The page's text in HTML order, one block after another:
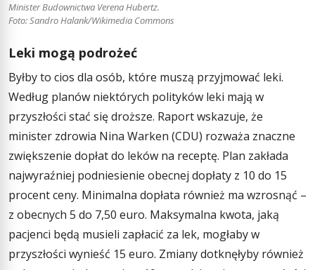
Minister Budownictwa Verena Hubertz.
Foto: Sandro Halank/Wikimedia Commons
Leki mogą podrożeć
Byłby to cios dla osób, które muszą przyjmować leki.
Według planów niektórych polityków leki mają w
przyszłości stać się droższe. Raport wskazuje, że
minister zdrowia Nina Warken (CDU) rozważa znaczne
zwiększenie dopłat do leków na receptę. Plan zakłada
najwyraźniej podniesienie obecnej dopłaty z 10 do 15
procent ceny. Minimalna dopłata również ma wzrosnąć –
z obecnych 5 do 7,50 euro. Maksymalna kwota, jaką
pacjenci będą musieli zapłacić za lek, mogłaby w
przyszłości wynieść 15 euro. Zmiany dotknęłyby również